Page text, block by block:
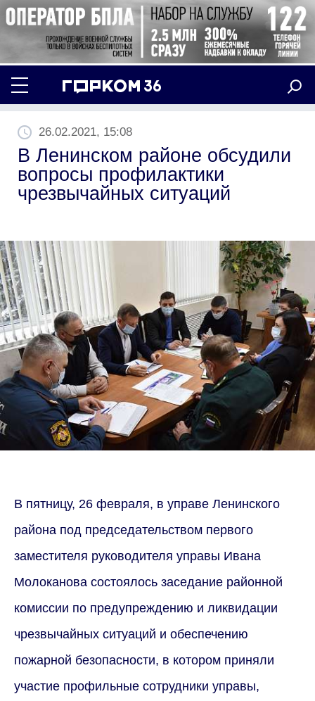
26.02.2021, 15:08
В Ленинском районе обсудили
вопросы профилактики
чрезвычайных ситуаций
В пятницу, 26 февраля, в управе Ленинского
района под председательством первого
заместителя руководителя управы Ивана
Молоканова состоялось заседание районной
комиссии по предупреждению и ликвидации
чрезвычайных ситуаций и обеспечению
пожарной безопасности, в котором приняли
участие профильные сотрудники управы,